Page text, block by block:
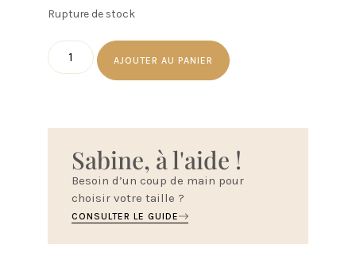
Rupture de stock
AJOUTER AU PANIER
Sabine, à l'aide !
Besoin d’un coup de main pour
choisir votre taille ?
CONSULTER LE GUIDE